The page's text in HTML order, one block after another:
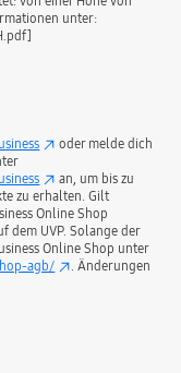
unter:
oder melde dich
an, um bis zu
zu erhalten. Gilt
Online Shop
dem UVP. Solange der
Online Shop unter
agb/
. Änderungen